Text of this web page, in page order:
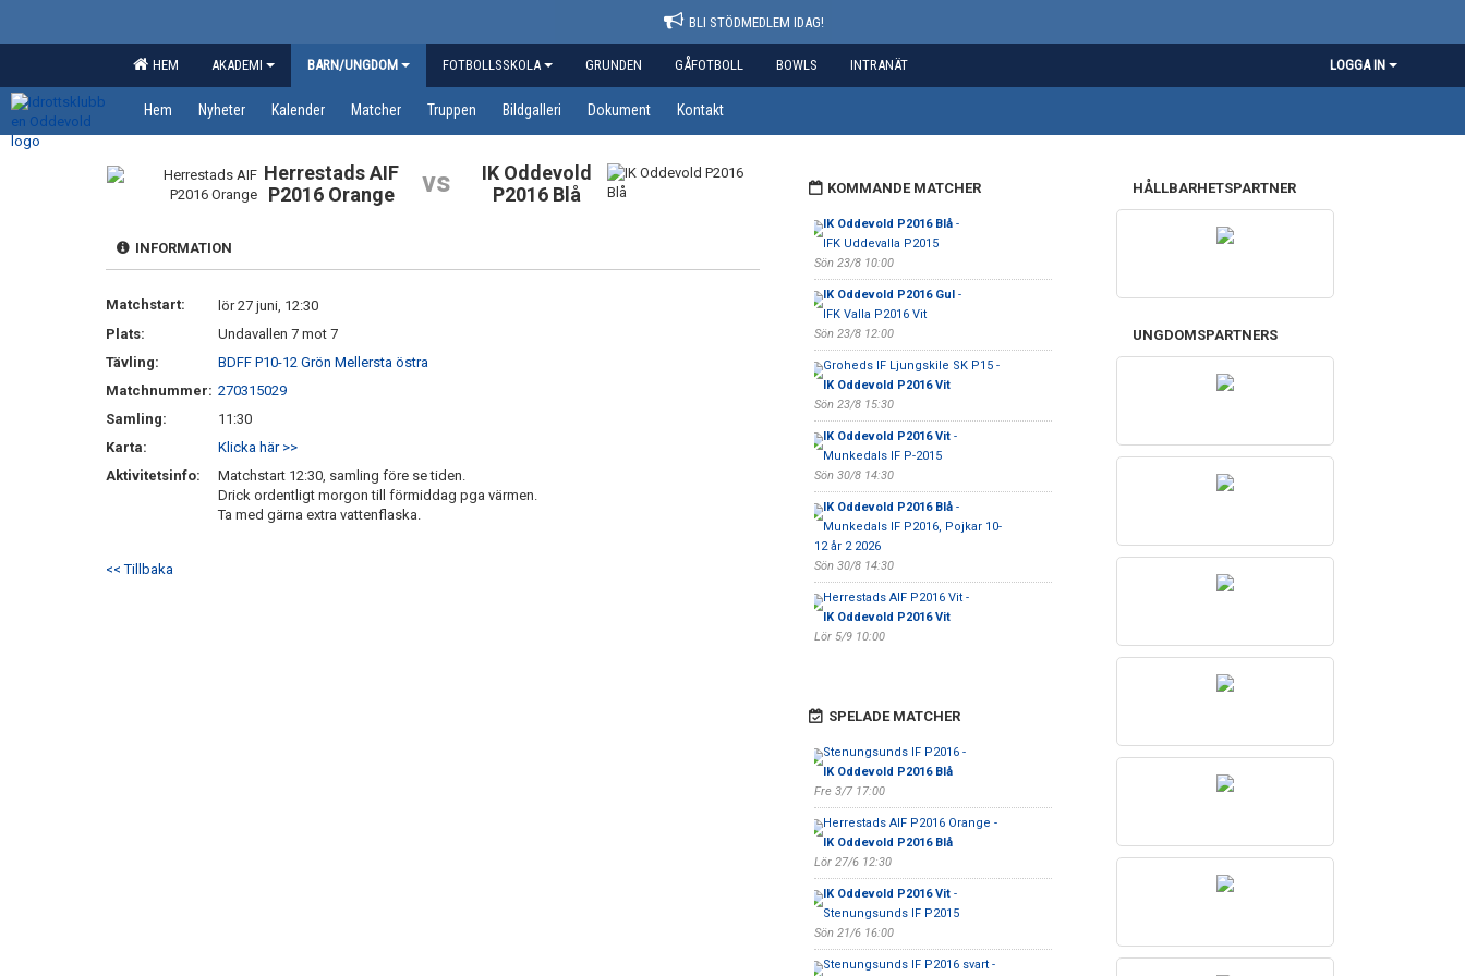
BLI STÖDMEDLEM IDAG!
HEM AKADEMI BARN/UNGDOM FOTBOLLSSKOLA GRUNDEN GÅFOTBOLL BOWLS INTRANÄT LOGGA IN
Hem Nyheter Kalender Matcher Truppen Bildgalleri Dokument Kontakt
Herrestads AIF
P2016 Orange
vs
IK Oddevold
P2016 Blå
INFORMATION
Matchstart:
lör 27 juni, 12:30
Plats:
Undavallen 7 mot 7
Tävling:
BDFF P10-12 Grön Mellersta östra
Matchnummer: 270315029
Samling:
11:30
Karta:
Klicka här >>
Aktivitetsinfo:
Matchstart 12:30, samling före se tiden.
Drick ordentligt morgon till förmiddag pga värmen.
Ta med gärna extra vattenflaska.
<< Tillbaka
KOMMANDE MATCHER
IK Oddevold P2016 Blå-
IFK Uddevalla P2015
Sön 23/8 10:00
IK Oddevold P2016 Gul-
IFK Valla P2016 Vit
Sön 23/8 12:00
Groheds IF Ljungskile SK P15 -
IK Oddevold P2016 Vit
Sön 23/8 15:30
IK Oddevold P2016 Vit-
Munkedals IF P-2015
Sön 30/8 14:30
IK Oddevold P2016 Blå-
Munkedals IF P2016, Pojkar 10-
12 år 2 2026
Sön 30/8 14:30
Herrestads AIF P2016 Vit -
IK Oddevold P2016 Vit
Lör 5/9 10:00
SPELADE MATCHER
Stenungsunds IF P2016 -
IK Oddevold P2016 Blå
Fre 3/7 17:00
Herrestads AIF P2016 Orange -
IK Oddevold P2016 Blå
Lör 27/6 12:30
IK Oddevold P2016 Vit-
Stenungsunds IF P2015
Sön 21/6 16:00
Stenungsunds IF P2016 svart -
HÅLLBARHETSPARTNER
UNGDOMSPARTNERS